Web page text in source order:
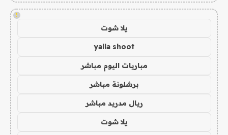
!
يلا شوت
yalla shoot
مباريات اليوم مباشر
برشلونة مباشر
ريال مدريد مباشر
يلا شوت